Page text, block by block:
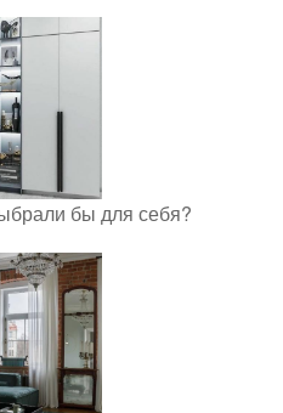
бы для себя?